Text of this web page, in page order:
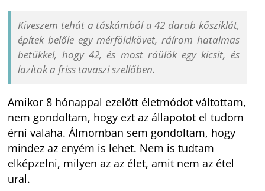
Kiveszem tehát a táskámból a 42 darab kősziklát,
építek belőle egy mérföldkövet, ráírom hatalmas
betűkkel, hogy 42, és most ráülök egy kicsit, és
lazítok a friss tavaszi szellőben.
Amikor 8 hónappal ezelőtt életmódot váltottam,
nem gondoltam, hogy ezt az állapotot el tudom
érni valaha. Álmomban sem gondoltam, hogy
mindez az enyém is lehet. Nem is tudtam
elképzelni, milyen az az élet, amit nem az étel
ural.